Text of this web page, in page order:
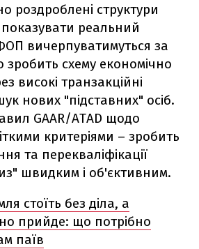
роздроблені структури
реальний
вичерпуватимуться за
зробить схему економічно
високі транзакційні
нових "підставних" осіб.
GAAR/ATAD щодо
критеріями – зробить
та перекваліфікації
швидким і об'єктивним.
стоїть без діла, а
прийде: що потрібно
паїв